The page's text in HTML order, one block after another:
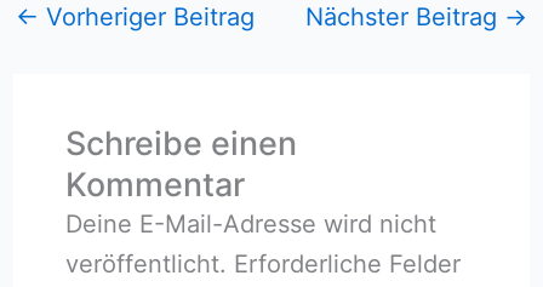
← Vorheriger Beitrag Nächster Beitrag →
Schreibe einen
Kommentar
Deine E-Mail-Adresse wird nicht
veröffentlicht. Erforderliche Felder